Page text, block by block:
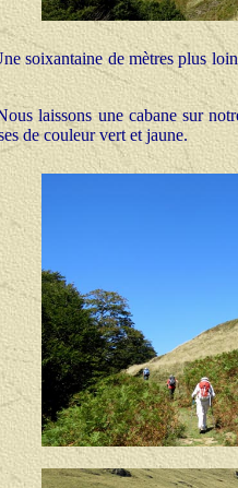
soixantaine de mètres plus
laissons une cabane sur
de couleur vert et jaune.